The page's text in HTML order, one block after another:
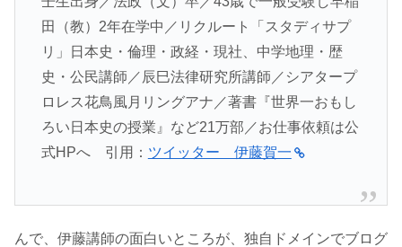
田（教）2年在学中／リクルート「スタディサプ
リ」日本史・倫理・政経・現社、中学地理・歴
史・公民講師／辰巳法律研究所講師／シアタープ
ロレス花鳥風月リングアナ／著書『世界一おもし
ろい日本史の授業』など21万部／お仕事依頼は公
式HPへ 引用： ツイッター 伊藤賀一
んで、伊藤講師の面白いところが、独自ドメインでブログ